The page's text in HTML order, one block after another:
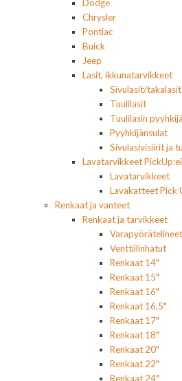
Dodge
Chrysler
Pontiac
Buick
Jeep
Lasit, ikkunatarvikkeet
Sivulasit/takalasit
Tuulilasit
Tuulilasin
Pyyhkijänsulat
Sivulasivisiirit ja
Lavatarvikkeet
Lavatarvikkeet
Lavakatteet Pick
Renkaat ja vanteet
Renkaat ja tarvikkeet
Varapyörätelineet
Venttiilinhatut
Renkaat 14"
Renkaat 15"
Renkaat 16"
Renkaat 16,5"
Renkaat 17"
Renkaat 18"
Renkaat 20"
Renkaat 22"
Renkaat 24"